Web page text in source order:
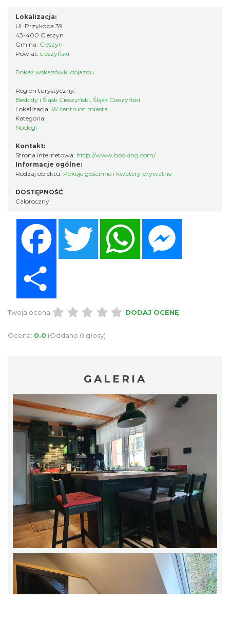
Lokalizacja:
Ul. Przykopa 39
43-400 Cieszyn
Gmina: Cieszyn
Powiat: cieszyński
Pokaż wskazówki dojazdu
Region turystyczny:
Beskidy i Śląsk Cieszyński, Śląsk Cieszyński
Lokalizacja: W centrum miasta
Kategoria:
Noclegi
Kontakt:
Strona internetowa: http://www.booking.com/
Informacje ogólne:
Rodzaj obiektu: Pokoje gościnne i kwatery prywatne
DOSTĘPNOŚĆ
Całoroczny
Twitter WhatsApp
Twoja ocena: DODAJ OCENĘ
Ocena: 0.0 (Oddano 0 głosy)
GALERIA